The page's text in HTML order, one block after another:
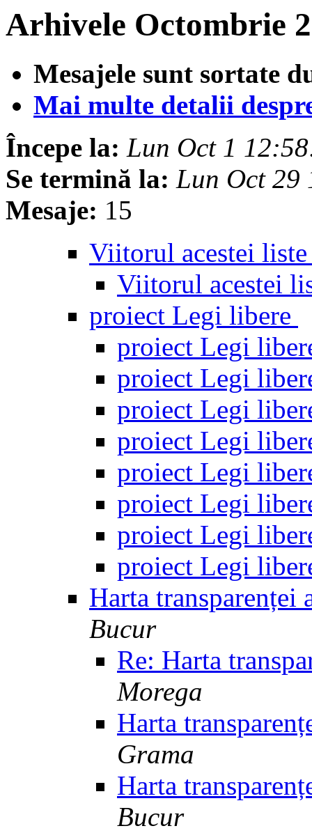
Arhivele Octombrie
Mesajele sunt sortate
Mai multe detalii
Începe la: Lun Oct 1
Se termină la: Lun Oct 29
Mesaje: 15
Viitorul acestei
Viitorul acestei
proiect Legi libere
proiect Legi
proiect Legi
proiect Legi
proiect Legi
proiect Legi
proiect Legi
proiect Legi
proiect Legi
Harta
Bucur
Re: Harta
Morega
Harta
Grama
Harta
Bucur